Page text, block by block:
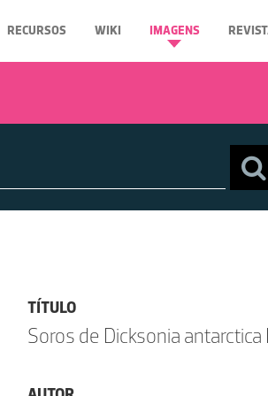
RECURSOS WIKI IMAGENS
TÍTULO
Soros de Dicksonia antarctica